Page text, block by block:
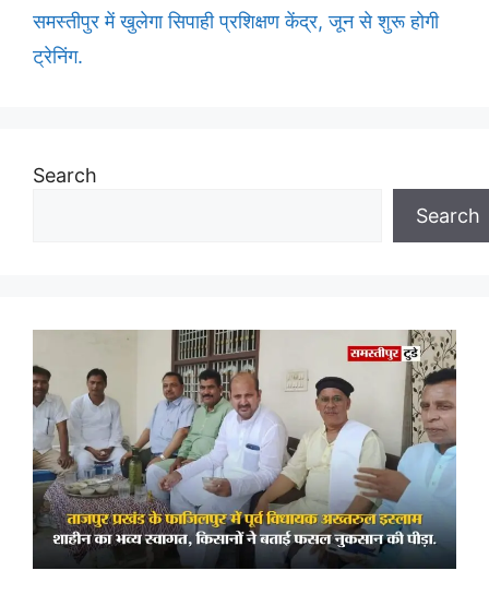
समस्तीपुर में खुलेगा सिपाही प्रशिक्षण केंद्र, जून से शुरू होगी
ट्रेनिंग.
Search
Search